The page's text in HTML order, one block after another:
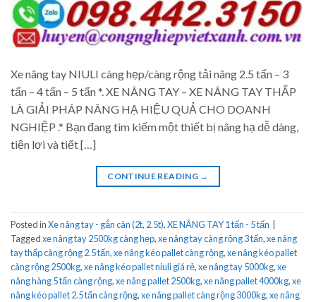
Xe nâng tay NIULI càng hẹp/càng rộng tải nâng 2.5 tấn – 3
tấn – 4 tấn – 5 tấn *. XE NÂNG TAY – XE NÂNG TAY THẤP
LÀ GIẢI PHÁP NÂNG HẠ HIỆU QUẢ CHO DOANH
NGHIỆP .* Bạn đang tìm kiếm một thiết bị nâng hạ dễ dàng,
tiện lợi và tiết […]
CONTINUE READING →
Posted inXe nâng tay - gắn cân (2t, 2.5t),XE NÂNG TAY 1 tấn - 5 tấn
Taggedxe nâng tay 2500kg càng hẹp,xe nâng tay càng rộng 3 tấn,xe nâng
tay thấp càng rộng 2.5 tấn,xe nâng kéo pallet càng rộng,xe nâng kéo pallet
càng rộng 2500kg,xe nâng kéo pallet niuli giá rẻ,xe nâng tay 5000kg,xe
nâng hàng 5 tấn càng rộng,xe nâng pallet 2500kg,xe nâng pallet 4000kg,xe
nâng kéo pallet 2.5 tấn càng rộng,xe nâng pallet càng rộng 3000kg,xe nâng